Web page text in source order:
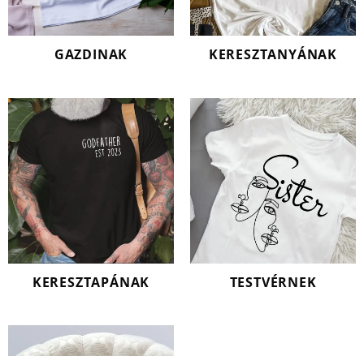
GAZDINAK KERESZTANYÁNAK
KERESZTAPÁNAK TESTVÉRNEK